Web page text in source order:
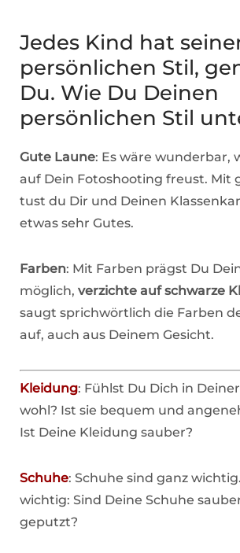
Jedes Kind hat
persönlichen Stil,
Du. Wie Du Deinen
persönlichen Stil
Gute Laune: Es wäre wunderbar,
auf Dein Fotoshooting freust. Mit
tust du Dir und Deinen
etwas sehr Gutes.
Farben: Mit Farben prägst Du
möglich, verzichte auf schwarze
saugt sprichwörtlich die Farben
auf, auch aus Deinem Gesicht.
Kleidung: Fühlst Du Dich in
wohl? Ist sie bequem und
Ist Deine Kleidung sauber?
Schuhe: Schuhe sind ganz
wichtig: Sind Deine Schuhe
geputzt?